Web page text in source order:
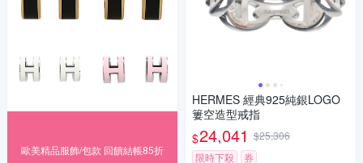
歐美精品服飾/包款 回饋結帳85折
HERMES 經典925純銀LOGO
簍空造型戒指
$24,041 $25,306
限時下殺
券